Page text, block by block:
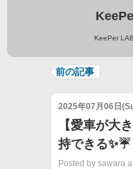
KeePer
前の記事
2025年07月06日
【愛車が大
持できる
Posted by sawara